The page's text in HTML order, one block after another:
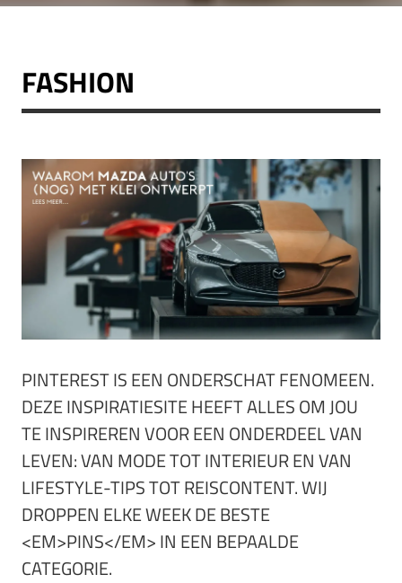
FASHION
PINTEREST IS EEN ONDERSCHAT FENOMEEN.
DEZE INSPIRATIESITE HEEFT ALLES OM JOU
TE INSPIREREN VOOR EEN ONDERDEEL VAN
LEVEN: VAN MODE TOT INTERIEUR EN VAN
LIFESTYLE-TIPS TOT REISCONTENT. WIJ
DROPPEN ELKE WEEK DE BESTE
<EM>PINS</EM> IN EEN BEPAALDE
CATEGORIE.